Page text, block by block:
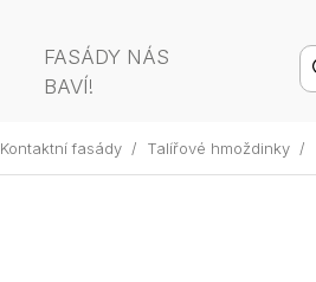
FASÁDY NÁS
BAVÍ!
Kontaktní fasády / Talířové hmoždinky /